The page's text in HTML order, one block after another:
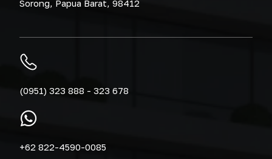
Sorong, Papua Barat, 98412
(0951) 323 888 - 323 678
+62 822-4590-0085